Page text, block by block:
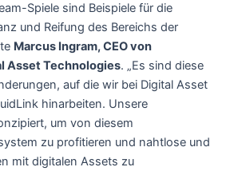
Spiele sind Beispiele für die
und Reifung des Bereichs der
Marcus Ingram, CEO von
Asset Technologies. „Es sind diese
auf die wir bei Digital Asset
hinarbeiten. Unsere
um von diesem
zu profitieren und nahtlose und
mit digitalen Assets zu